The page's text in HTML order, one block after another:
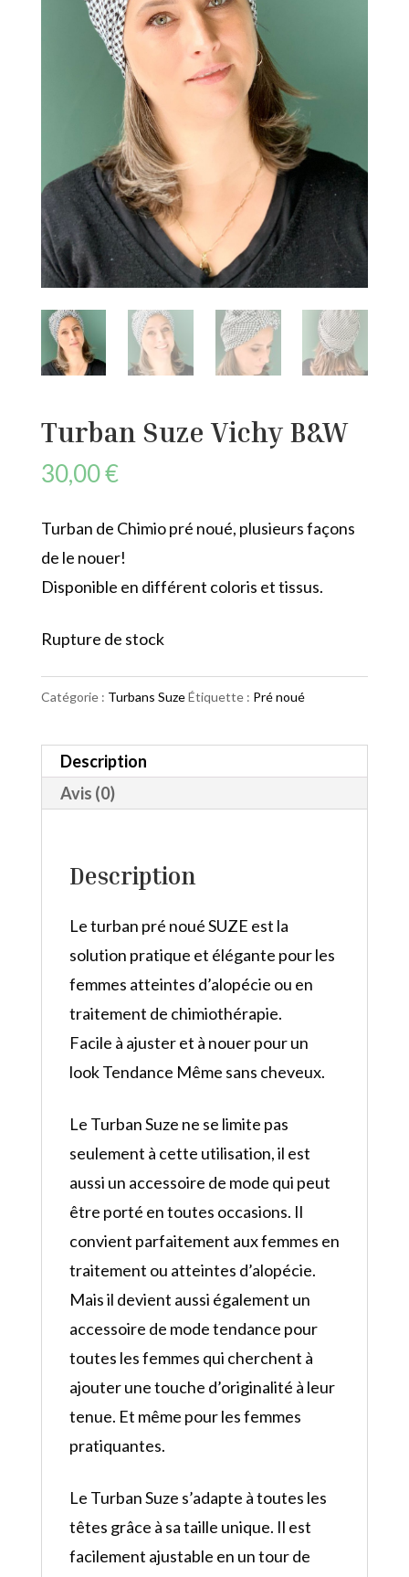
Turban Suze Vichy B&W
30,00€
Turban de Chimio pré noué, plusieurs façons
de le nouer!
Disponible en différent coloris et tissus.
Rupture de stock
Catégorie : Turbans SuzeÉtiquette : Pré noué
Description
Avis (0)
Description
Le turban pré noué SUZE est la
solution pratique et élégante pour les
femmes atteintes d’alopécie ou en
traitement de chimiothérapie.
Facile à ajuster et à nouer pour un
look Tendance Même sans cheveux.
Le Turban Suze ne se limite pas
seulement à cette utilisation, il est
aussi un accessoire de mode qui peut
être porté en toutes occasions. Il
convient parfaitement aux femmes en
traitement ou atteintes d’alopécie.
Mais il devient aussi également un
accessoire de mode tendance pour
toutes les femmes qui cherchent à
ajouter une touche d’originalité à leur
tenue. Et même pour les femmes
pratiquantes.
Le Turban Suze s’adapte à toutes les
têtes grâce à sa taille unique. Il est
facilement ajustable en un tour de